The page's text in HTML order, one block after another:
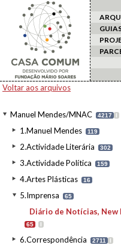
Voltar aos arquivos
Manuel Mendes/MNAC 4217 I
1.Manuel Mendes 119
2.Actividade Literária 302
3.Actividade Política 159
4.Artes Plásticas 16
5.Imprensa 65
Diário de Notícias, New
65 I
6.Correspondência 2711 I